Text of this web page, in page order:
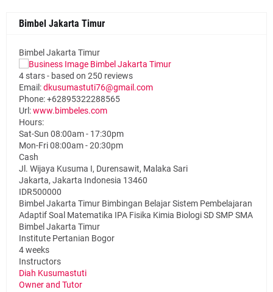
Bimbel Jakarta Timur
Bimbel Jakarta Timur
4 stars - based on 250 reviews
Email:dkusumastuti76@gmail.com
Phone:+62895322288565
Url:www.bimbeles.com
Hours:
Sat-Sun 08:00am - 17:30pm
Mon-Fri 08:00am - 20:30pm
Cash
Jl. Wijaya Kusuma I, Durensawit, Malaka Sari
Jakarta, Jakarta Indonesia 13460
IDR500000
Bimbel Jakarta Timur Bimbingan Belajar Sistem Pembelajaran
Adaptif Soal Matematika IPA Fisika Kimia Biologi SD SMP SMA
Bimbel Jakarta Timur
Institute Pertanian Bogor
4 weeks
Instructors
Diah Kusumastuti
Owner and Tutor